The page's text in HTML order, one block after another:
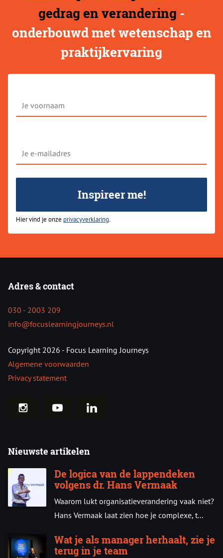
gedrag en verandering -
onderbouwd met wetenschap en
praktijkervaring
voornaam
e-
mailadres
Inspireer me!
Hier vind je onze privacyverklaring.
Adres & contact
030 - 2003 209
info@focuslearningjourneys.nl
Copyright 2026 - Focus Learning Journeys
Algemene voorwaarden
Privacy statement
Nieuwste artikelen
De logica van de lappendeken
volgens dr. Hans Vermaak
Waarom lukt organisatieverandering vaak niet?
Hans Vermaak laat zien hoe je complexe, t...
Wat je als manager herhaalt, zie je
terug in je team